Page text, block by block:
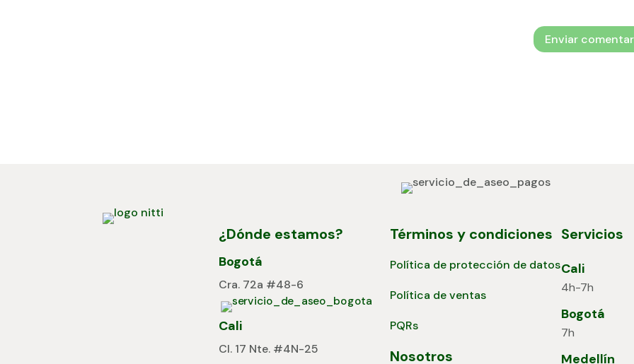
¿Dónde estamos?
Bogotá
Cra. 72a #48-6
Cali
Cl. 17 Nte. #4N-25
Términos y condiciones
Política de protección de datos
Política de ventas
PQRs
Nosotros
Servicios
Cali
4h-7h
Bogotá
7h
Medellín